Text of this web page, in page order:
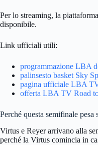
Per lo streaming, la
disponibile.
Link ufficiali utili:
programmazione LBA
palinsesto basket Sky
pagina ufficiale LBA
offerta LBA TV Road
Perché questa semifinale pesa
Virtus e Reyer arrivano alla
perché la Virtus comincia in